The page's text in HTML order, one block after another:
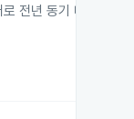
전년 동기 대비